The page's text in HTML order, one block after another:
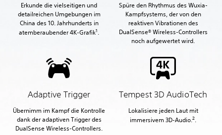
Erkunde die vielseitigen und
detailreichen Umgebungen im
China des 10. Jahrhunderts in
atemberaubender 4K-Grafik1.
Spüre den Rhythmus des Wuxia-
Kampfsystems, der von den
reaktiven Vibrationen des
DualSense® Wireless-Controllers
noch aufgewertet wird.
Adaptive Trigger
Übernimm im Kampf die Kontrolle
dank der adaptiven Trigger des
DualSense Wireless-Controllers.
Tempest 3D AudioTech
Lokalisiere jeden Laut mit
immersivem 3D-Audio.2.